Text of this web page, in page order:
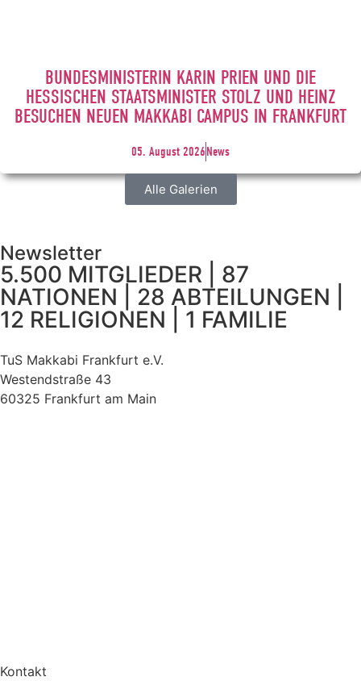
BUNDESMINISTERIN KARIN PRIEN UND DIE
HESSISCHEN STAATSMINISTER STOLZ UND HEINZ
BESUCHEN NEUEN MAKKABI CAMPUS IN FRANKFURT
05. August 2026News
Alle Galerien
Newsletter
5.500 MITGLIEDER | 87
NATIONEN | 28 ABTEILUNGEN |
12 RELIGIONEN | 1 FAMILIE
TuS Makkabi Frankfurt e.V.
Westendstraße 43
60325 Frankfurt am Main
Kontakt